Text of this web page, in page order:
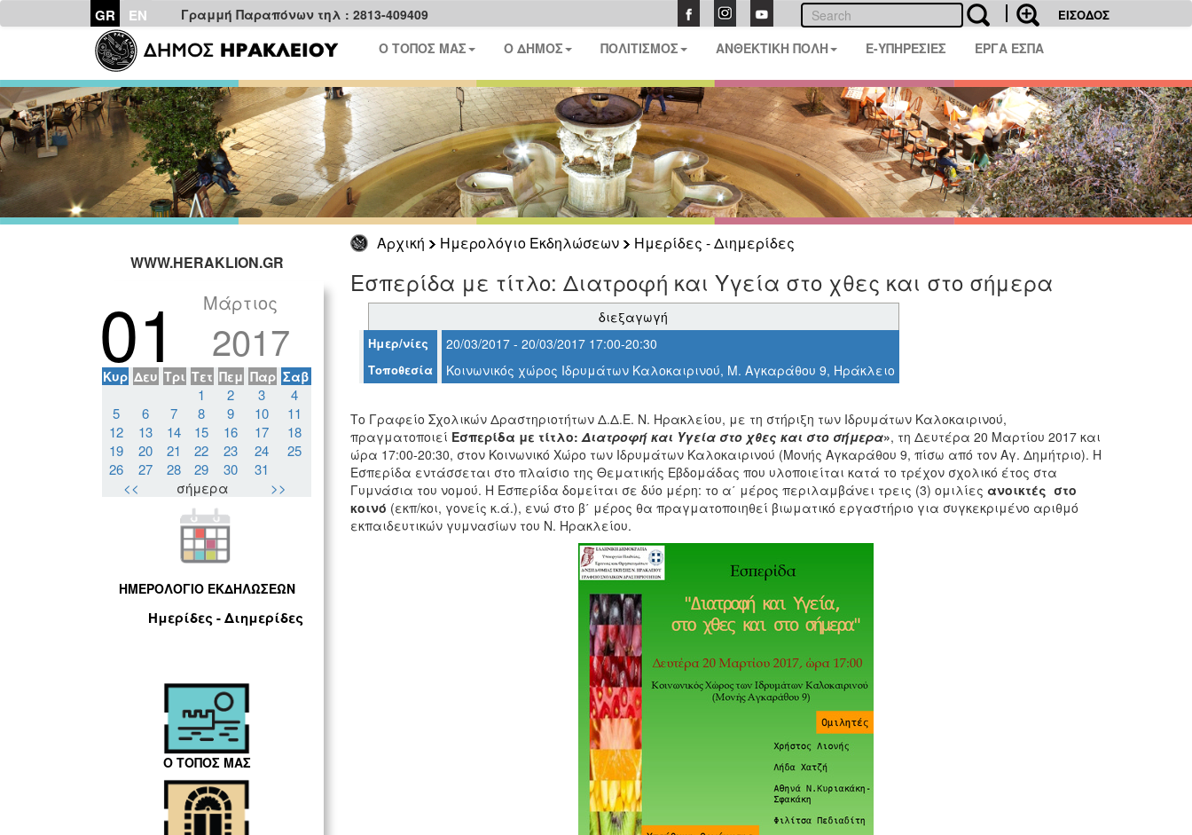
GR EN Γραμμή Παραπόνων τηλ : 2813-409409 ΕΙΣΟΔΟΣ
Ο ΤΟΠΟΣ ΜΑΣ Ο ΔΗΜΟΣ ΠΟΛΙΤΙΣΜΟΣ ΑΝΘΕΚΤΙΚΗ ΠΟΛΗ E-ΥΠΗΡΕΣΙΕΣ ΕΡΓΑ ΕΣΠΑ
Αρχική Ημερολόγιο Εκδηλώσεων
Ημερίδες - Διημερίδες
WWW.HERAKLION.GR
01 Μάρτιος
2017
Κυρ Δευ Τρι Τετ Πεμ Παρ Σαβ
1 2 3
4
5
6 7 8 9 10
11
12
13 14 15 16 17
18
19
20 21 22 23 24
25
26
27 28 29 30
31
<<
σήμερα >>
ΗΜΕΡΟΛΟΓΙΟ ΕΚΔΗΛΩΣΕΩΝ
Ημερίδες - Διημερίδες
Ο ΤΟΠΟΣ ΜΑΣ
Εσπερίδα με τίτλο: Διατροφή και Υγεία στο χθες και στο σήμερα
διεξαγωγή
Ημερ/νίες 20/03/2017 - 20/03/2017 17:00-20:30
Τοποθεσία Κοινωνικός χώρος Ιδρυμάτων Καλοκαιρινού, Μ. Αγκαράθου 9, Ηράκλειο
Το Γραφείο Σχολικών Δραστηριοτήτων Δ.Δ.Ε. Ν. Ηρακλείου, με τη στήριξη των Ιδρυμάτων Καλοκαιρινού,
πραγματοποιεί Εσπερίδα με τίτλο:Διατροφή και Υγεία στο χθες και στο σήμερα», τη Δευτέρα 20 Μαρτίου 2017 και
ώρα 17:00-20:30, στον Κοινωνικό Χώρο των Ιδρυμάτων Καλοκαιρινού (Μονής Αγκαράθου 9, πίσω από τον Αγ. Δημήτριο). Η
Εσπερίδα εντάσσεται στο πλαίσιο της Θεματικής Εβδομάδας που υλοποιείται κατά το τρέχον σχολικό έτος στα
Γυμνάσια του νομού. Η Εσπερίδα δομείται σε δύο μέρη: το α΄ μέρος περιλαμβάνει τρεις (3) ομιλίες ανοικτές στο
κοινό (εκπ/κοι, γονείς κ.ά.), ενώ στο β΄ μέρος θα πραγματοποιηθεί βιωματικό εργαστήριο για συγκεκριμένο αριθμό
εκπαιδευτικών γυμνασίων του Ν. Ηρακλείου.